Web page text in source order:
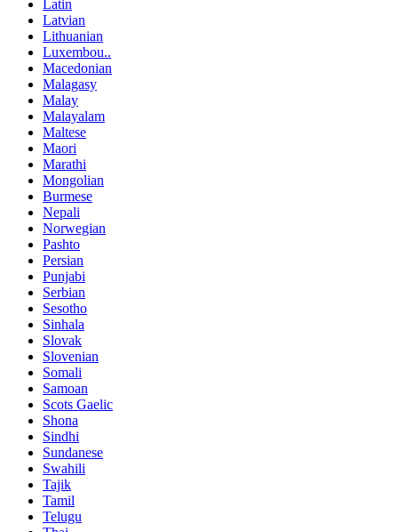
Latin
Latvian
Lithuanian
Luxembou..
Macedonian
Malagasy
Malay
Malayalam
Maltese
Maori
Marathi
Mongolian
Burmese
Nepali
Norwegian
Pashto
Persian
Punjabi
Serbian
Sesotho
Sinhala
Slovak
Slovenian
Somali
Samoan
Scots Gaelic
Shona
Sindhi
Sundanese
Swahili
Tajik
Tamil
Telugu